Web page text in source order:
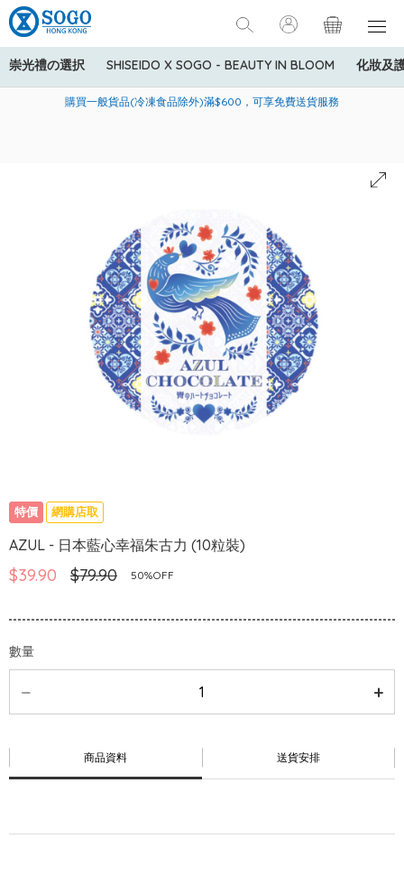
崇光禮の選択 SHISEIDO X SOGO - BEAUTY IN BLOOM 化妝及
美國運通Explorer®信用卡會員購物禮遇：高達5%簽賬回贈！
購買一般貨品(冷凍食品除外)滿$600，可享免費送貨服務
寄送中國內地服務只適用於指定商品，若訂單金額少於HK$600(折
特價 網購店取
AZUL - 日本藍心幸福朱古力 (10粒裝)
$39.90 $79.90 50%OFF
數量
商品資料 送貨安排